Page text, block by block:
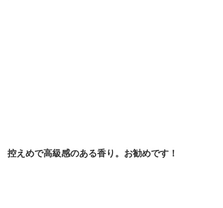
控えめで高級感のある香り。お勧めです！